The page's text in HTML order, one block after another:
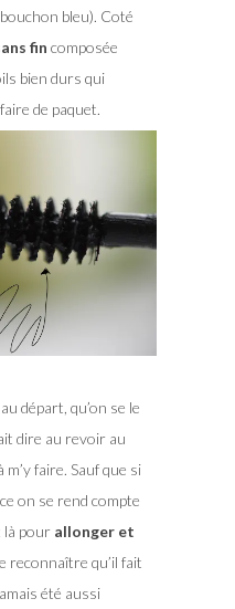
bleu). Coté
fin composée
bien durs qui
de paquet.
départ, qu’on se le
dire au revoir au
m’y faire. Sauf que si
on se rend compte
là pour allonger et
reconnaître qu’il fait
été aussi